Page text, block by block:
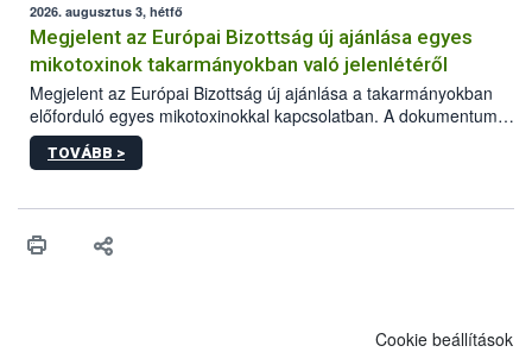
2026. augusztus 3, hétfő
Megjelent az Európai Bizottság új ajánlása egyes
mikotoxinok takarmányokban való jelenlétéről
Megjelent az Európai Bizottság új ajánlása a takarmányokban
előforduló egyes mikotoxinokkal kapcsolatban. A dokumentum
2027-től új irányértékek alkalmazását írja elő, és a jelenleg
hatályos uniós ajánlások helyébe lép.
TOVÁBB >
Cookie beállítások